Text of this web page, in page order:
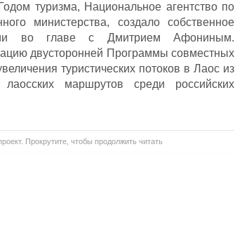
туризма, Национальное агентство по
министерства, создало собственное
во главе с Дмитрием Афониным.
двусторонней Программы совместных
туристических потоков в Лаос из
маршрутов среди российских
Прокрутите, чтобы продолжить читать